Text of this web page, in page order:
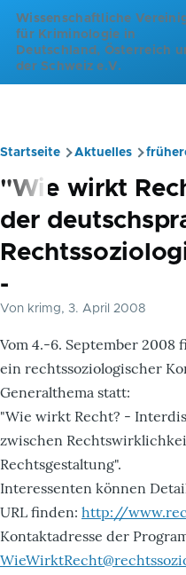
Direkt zum Inhalt
Wissenschaftliche
für Kriminologie in
Deutschland, Österreich
der Schweiz e.V.
Pfadnavigation
Startseite Aktuelles
"Wie wirkt
der
-
Von krimg, 3. April 2008
Vom 4.-6. September
ein rechtssoziologischer
Generalthema statt:
"Wie wirkt Recht? -
zwischen
Rechtsgestaltung".
Interessenten können
URL finden: http://
Kontaktadresse der